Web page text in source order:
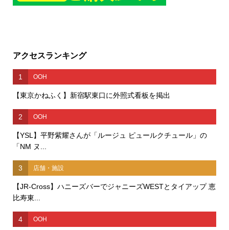
アクセスランキング
1 OOH
【東京かねふく】新宿駅東口に外照式看板を掲出
2 OOH
【YSL】平野紫耀さんが「ルージュ ピュールクチュール」の
「NM ヌ...
3 店舗・施設
【JR-Cross】ハニーズバーでジャニーズWESTとタイアップ 恵
比寿東...
4 OOH